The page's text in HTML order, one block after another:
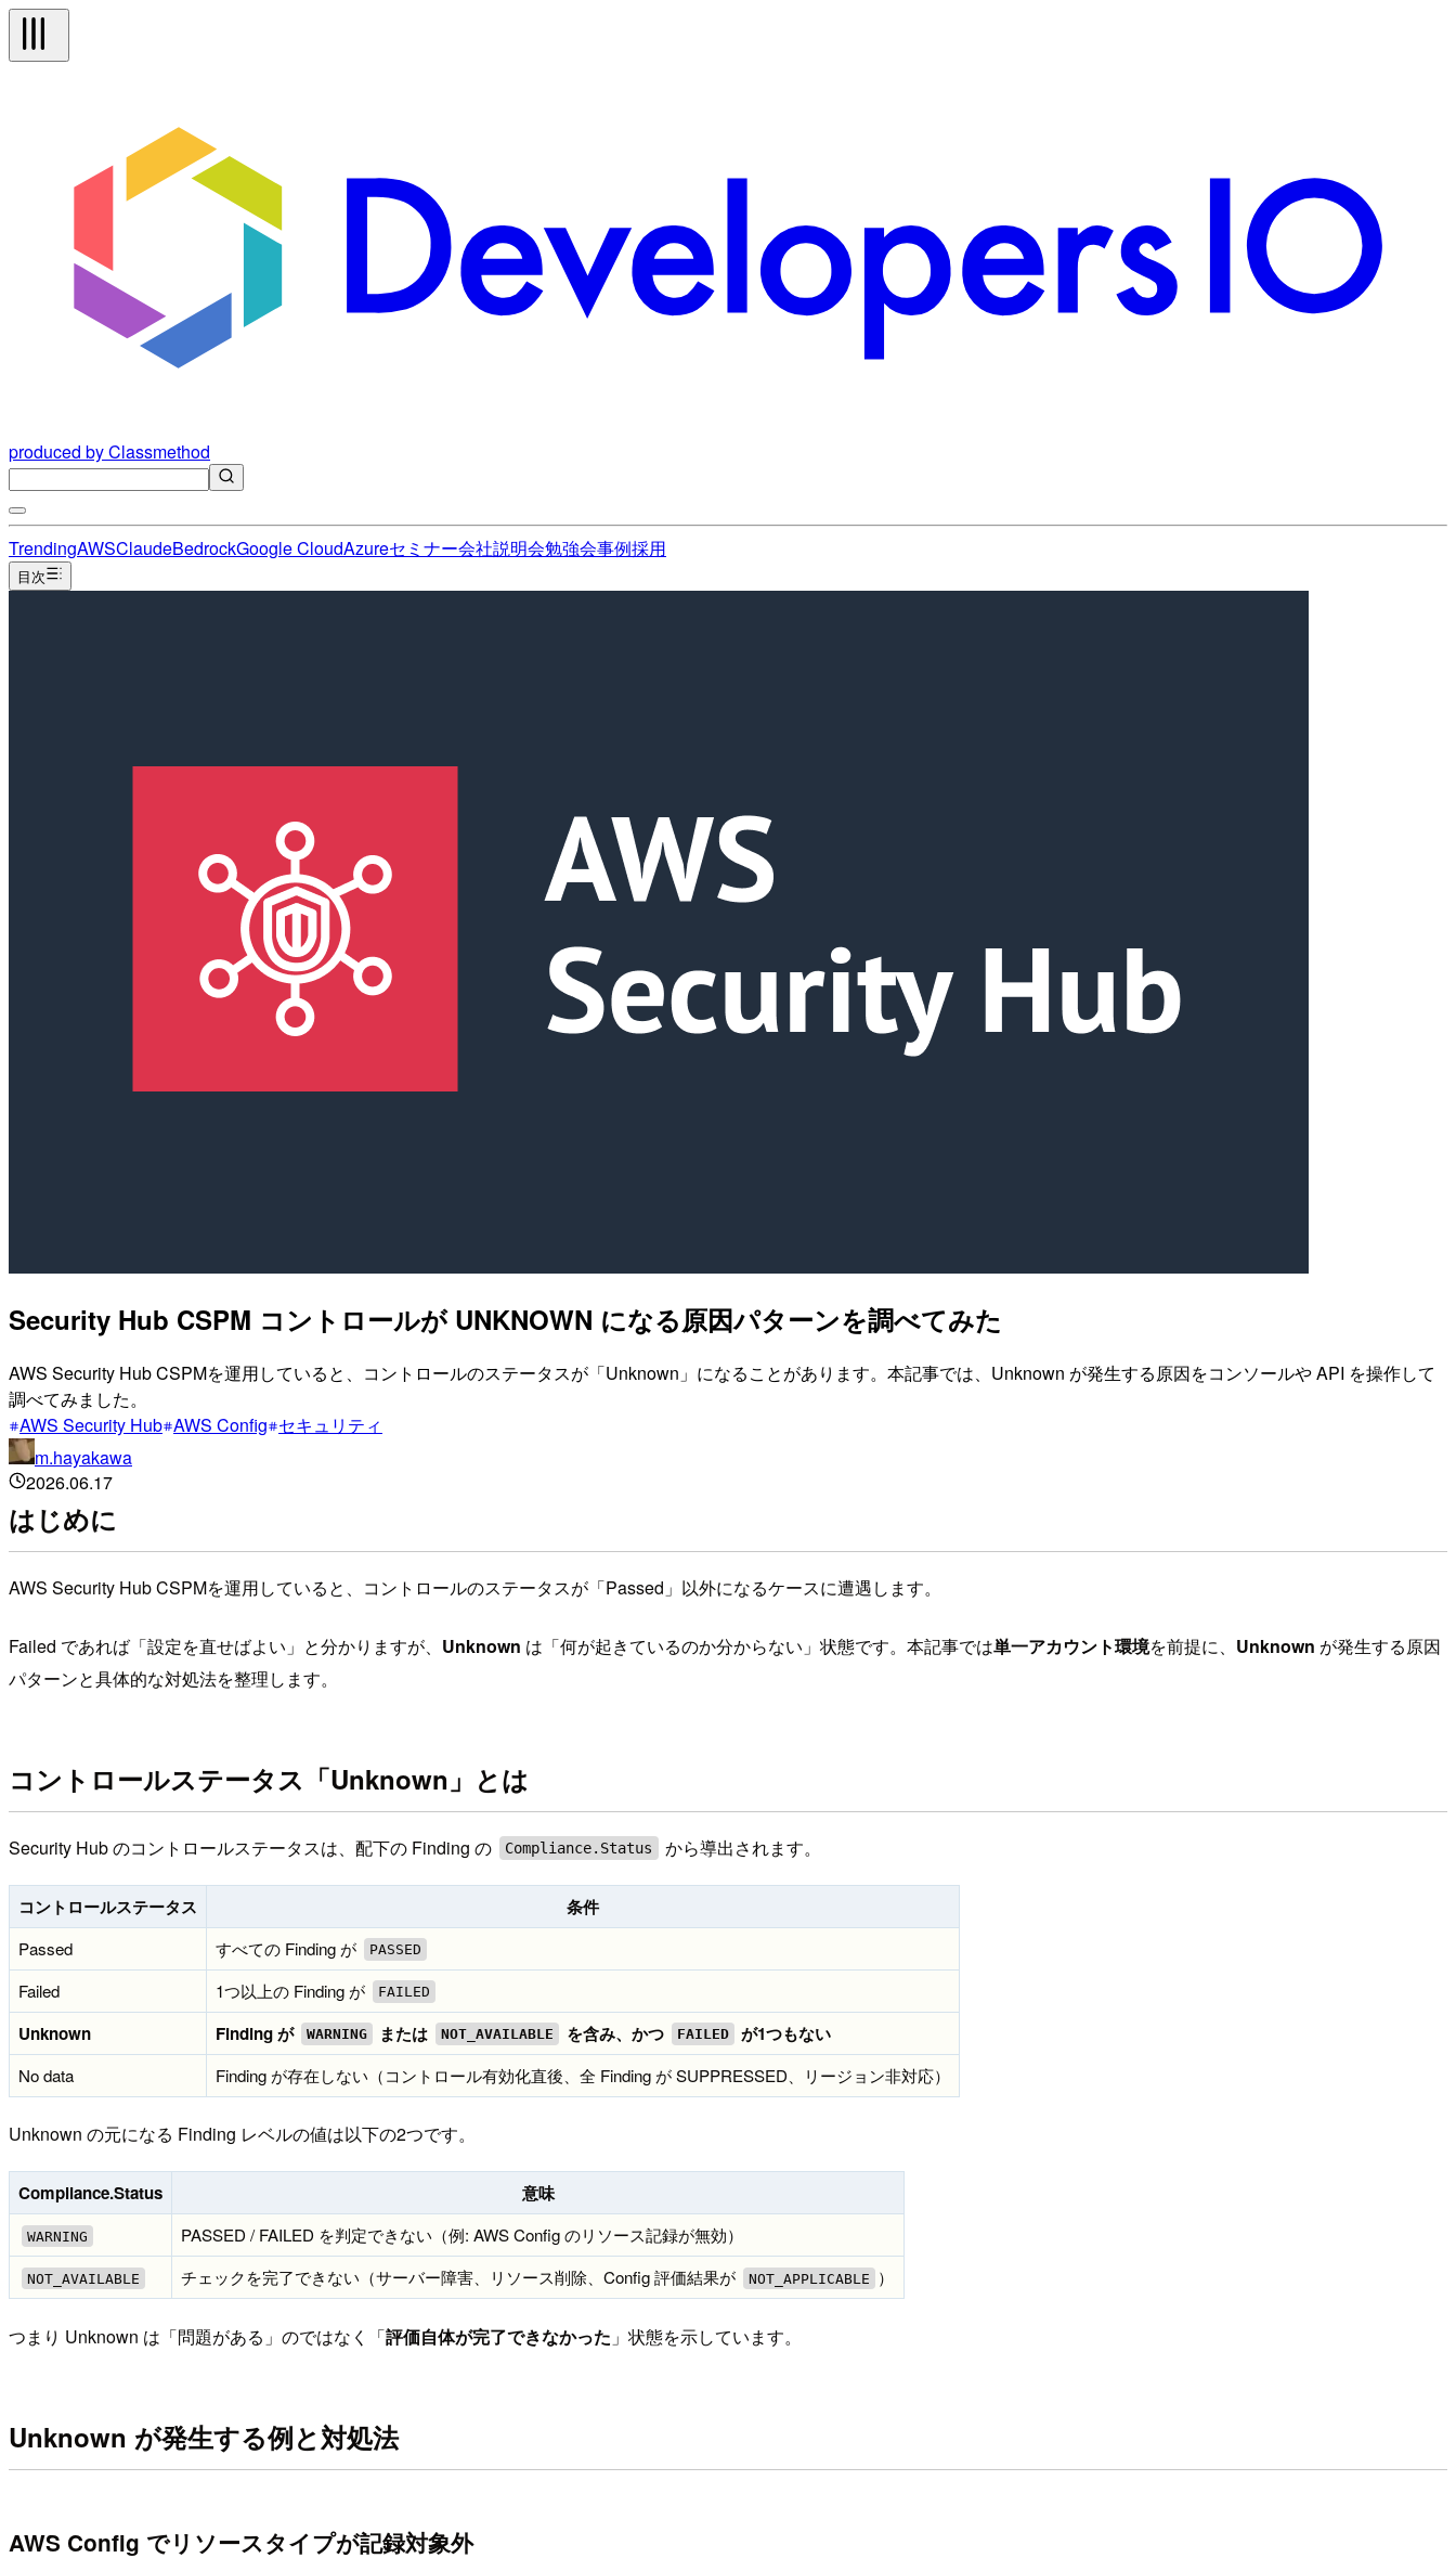
produced by Classmethod
TrendingAWSClaudeBedrockGoogle CloudAzureセミナー会社説明会勉強会事例採用
目次
Security Hub CSPM コントロールが UNKNOWN になる原因パターンを調べてみた
AWS Security Hub CSPMを運用していると、コントロールのステータスが「Unknown」になることがあります。本記事では、Unknown が発生する原因をコンソールや API を操作して
調べてみました。
AWS Security Hub AWS Config セキュリティ
m.hayakawa
2026.06.17
はじめに
AWS Security Hub CSPMを運用していると、コントロールのステータスが「Passed」以外になるケースに遭遇します。
Failed であれば「設定を直せばよい」と分かりますが、 Unknown は「何が起きているのか分からない」状態です。本記事では単一アカウント環境を前提に、 Unknown が発生する原因
パターンと具体的な対処法を整理します。
コントロールステータス「Unknown」とは
Security Hub のコントロールステータスは、配下の Finding の Compliance.Status から導出されます。
コントロールステータス 条件
Passed すべての Finding が PASSED
Failed 1つ以上の Finding が FAILED
Unknown Finding が WARNING または NOT_AVAILABLE を含み、かつ FAILED が1つもない
No data Finding が存在しない（コントロール有効化直後、全 Finding が SUPPRESSED、リージョン非対応）
Unknown の元になる Finding レベルの値は以下の2つです。
Compliance.Status 意味
WARNING PASSED / FAILED を判定できない（例: AWS Config のリソース記録が無効）
NOT_AVAILABLE チェックを完了できない（サーバー障害、リソース削除、Config 評価結果が NOT_APPLICABLE ）
つまり Unknown は「問題がある」のではなく「評価自体が完了できなかった 」状態を示しています。
Unknown が発生する例と対処法
AWS Config でリソースタイプが記録対象外